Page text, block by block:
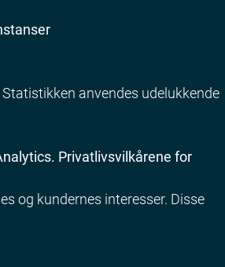
anvendes udelukkende
Privatlivsvilkårene for
og kundernes interesser. Disse